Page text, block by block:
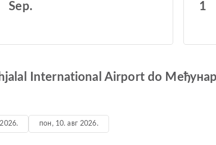
Sep. 1
International Airport do
пон, 10. авг 2026.